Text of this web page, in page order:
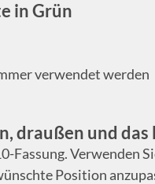
in Grün
verwendet werden
draußen und das
Fassung. Verwenden
Position